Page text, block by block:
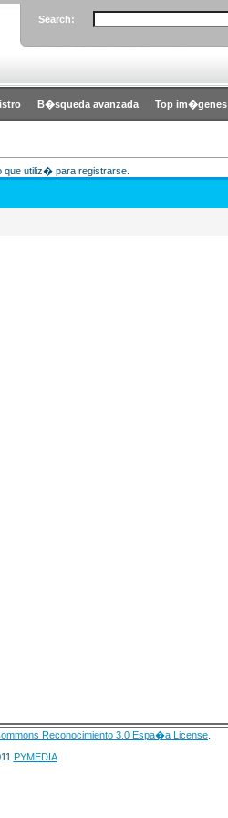
Search:
B�squeda avanzada Top im�genes
utiliz� para registrarse.
Reconocimiento 3.0 Espa�a License
PYMEDIA